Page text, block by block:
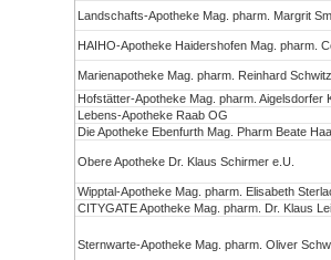
Landschafts-Apotheke Mag. pharm. Margrit
Marienapotheke Mag. pharm. Reinhard
Hofstätter-Apotheke Mag. pharm. Aigelsdorfer
Lebens-Apotheke Raab OG
Die Apotheke Ebenfurth Mag. Pharm Beate
Obere Apotheke Dr. Klaus Schirmer e.U.
Wipptal-Apotheke Mag. pharm. Elisabeth
CITYGATE Apotheke Mag. pharm. Dr. Klaus
Sternwarte-Apotheke Mag. pharm. Oliver